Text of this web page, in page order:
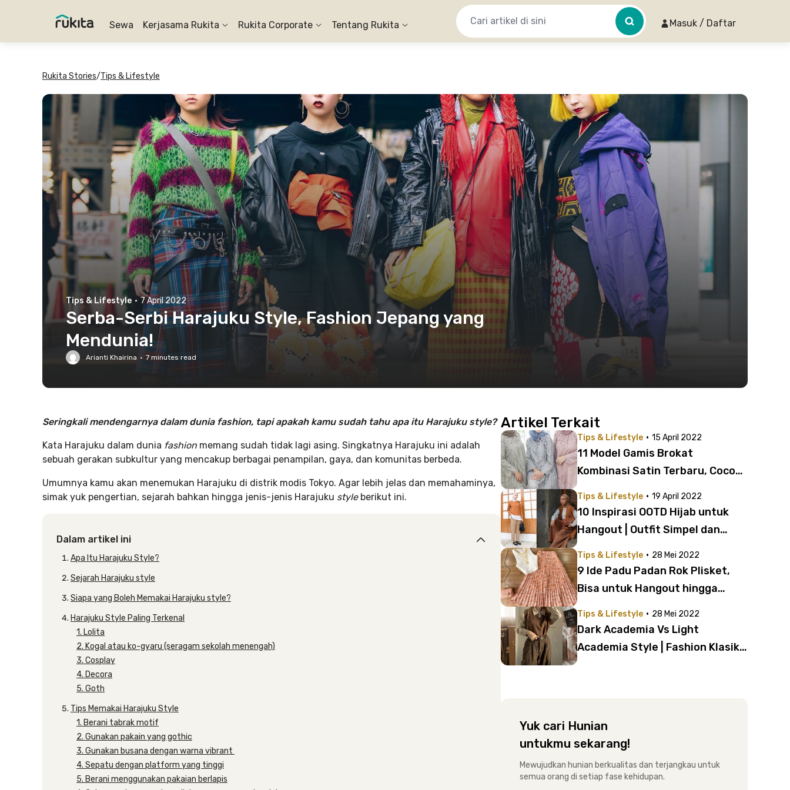
Sewa Kerjasama Rukita Rukita Corporate Tentang Rukita Masuk / Daftar
Rukita Stories/Tips & Lifestyle
Tips & Lifestyle · 7 April 2022
Serba-Serbi Harajuku Style, Fashion Jepang yang
Mendunia!
Arianti Khairina · 7 minutes read
Seringkali mendengarnya dalam dunia fashion, tapi apakah kamu sudah tahu apa itu Harajuku style?
Kata Harajuku dalam dunia fashion memang sudah tidak lagi asing. Singkatnya Harajuku ini adalah
sebuah gerakan subkultur yang mencakup berbagai penampilan, gaya, dan komunitas berbeda.
Umumnya kamu akan menemukan Harajuku di distrik modis Tokyo. Agar lebih jelas dan memahaminya,
simak yuk pengertian, sejarah bahkan hingga jenis-jenis Harajuku styleberikut ini.
Dalam artikel ini
Apa Itu Harajuku Style?
Sejarah Harajuku style
Siapa yang Boleh Memakai Harajuku style?
Harajuku Style Paling Terkenal
1. Lolita
2. Kogal atau ko-gyaru (seragam sekolah menengah)
3. Cosplay
4. Decora
5. Goth
Tips Memakai Harajuku Style
1. Berani tabrak motif
2. Gunakan pakain yang gothic
3. Gunakan busana dengan warna vibrant
4. Sepatu dengan platform yang tinggi
5. Berani menggunakan pakaian berlapis
Artikel Terkait
Tips & Lifestyle · 15 April 2022
11 Model Gamis Brokat
Kombinasi Satin Terbaru, Cocok
Tips & Lifestyle · 19 April 2022
10 Inspirasi OOTD Hijab untuk
Hangout | Outfit Simpel dan
Tips & Lifestyle · 28 Mei 2022
9 Ide Padu Padan Rok Plisket,
Bisa untuk Hangout hingga
Tips & Lifestyle · 28 Mei 2022
Dark Academia Vs Light
Academia Style | Fashion Klasik
Yuk cari Hunian
untukmu sekarang!
Mewujudkan hunian berkualitas dan terjangkau untuk
semua orang di setiap fase kehidupan.